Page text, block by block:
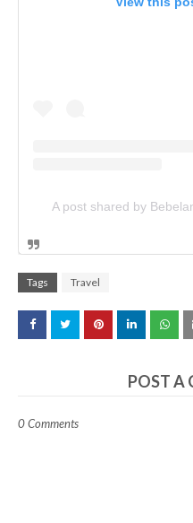
A post shared by
Tags Travel
POST A
0 Comments